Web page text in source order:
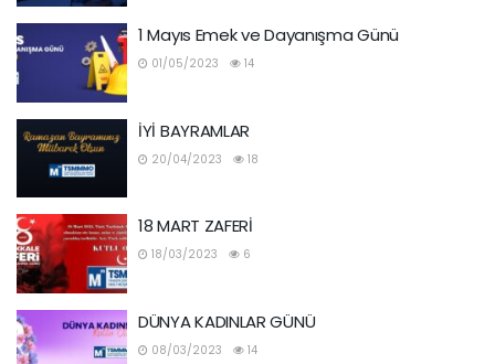
1 Mayıs Emek ve Dayanışma Günü
01/05/2023 14
İYİ BAYRAMLAR
20/04/2023 18
18 MART ZAFERİ
18/03/2023 6
DÜNYA KADINLAR GÜNÜ
08/03/2023 14